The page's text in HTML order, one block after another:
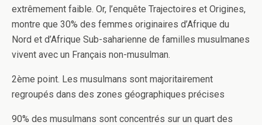
extrêmement faible. Or, l’enquête Trajectoires et Origines,
montre que 30% des femmes originaires d’Afrique du
Nord et d’Afrique Sub-saharienne de familles musulmanes
vivent avec un Français non-musulman.
2ème point. Les musulmans sont majoritairement
regroupés dans des zones géographiques précises
90% des musulmans sont concentrés sur un quart des